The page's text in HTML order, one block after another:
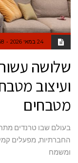
24 במאי 2026
שלושה
ועיצוב
מטבחים
בעולם שבו טרנדים
החברתיות, מפעלים
ומשמח